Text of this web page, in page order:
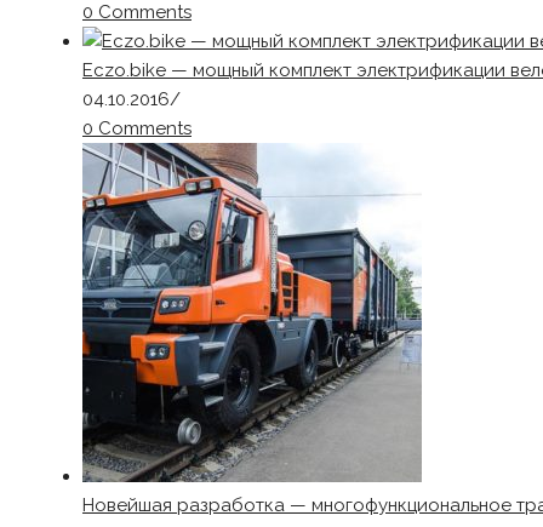
0 Comments
Eczo.bike — мощный комплект электрификации
04.10.2016/
0 Comments
Новейшая разработка — многофункциональное